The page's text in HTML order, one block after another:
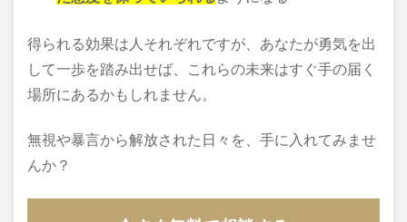
得られる効果は人それぞれですが、あなたが勇気を出
して一歩を踏み出せば、これらの未来はすぐ手の届く
場所にあるかもしれません。
無視や暴言から解放された日々を、手に入れてみませ
んか？